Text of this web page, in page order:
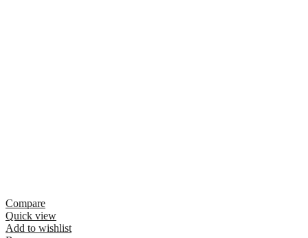
Compare
Quick view
Add to wishlist